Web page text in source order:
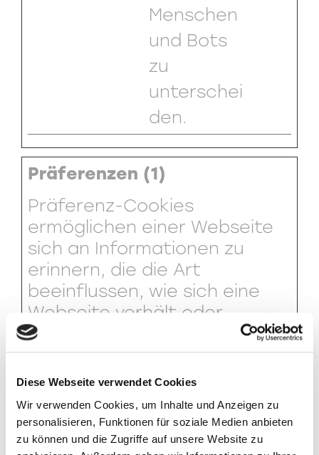
Diese Webseite verwendet Cookies
Wir verwenden Cookies, um Inhalte und Anzeigen zu
personalisieren, Funktionen für soziale Medien anbieten
zu können und die Zugriffe auf unsere Website zu
Menschen
und Bots
zu
unterschei
den.
Präferenzen (1)
Präferenz-Cookies
ermöglichen einer Webseite
sich an Informationen zu
erinnern, die die Art
beeinflussen, wie sich eine
Webseite verhält oder
aussieht, wie z. B. Ihre
bevorzugte Sprache oder die
Region in der Sie sich
befinden.
Name AnbieterZweck